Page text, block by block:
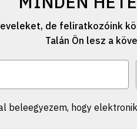
de feliratkozóink
Talán Ön lesz a
beleegyezem, hogy